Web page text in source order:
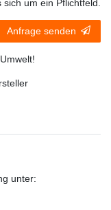
um ein Pflichtfeld.
Anfrage senden
unter: